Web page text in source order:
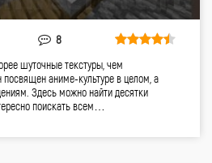
8
шуточные текстуры, чем
посвящен аниме-культуре в целом, а
Здесь можно найти десятки
поискать всем…